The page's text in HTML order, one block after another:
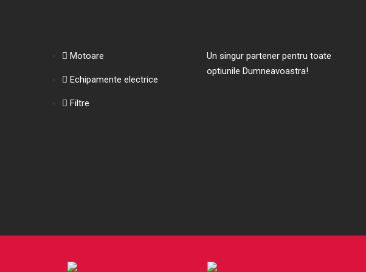
Motoare
Echipamente electrice
Filtre
Un singur partener pentru toate
optiunile Dumneavoastra!